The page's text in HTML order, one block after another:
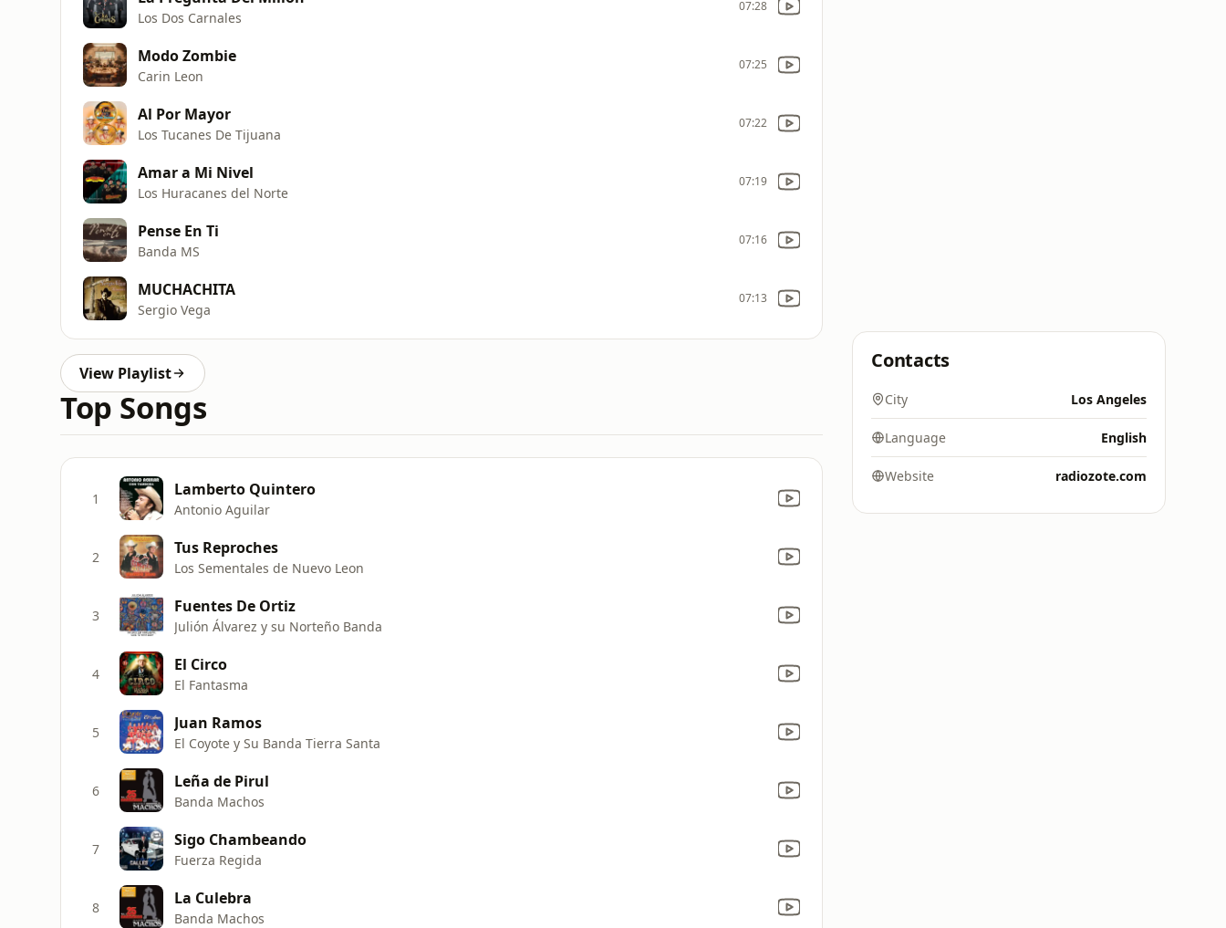
Los Dos Carnales
07:28
Modo Zombie
Carin Leon
07:25
Al Por Mayor
Los Tucanes De Tijuana
07:22
Amar a Mi Nivel
Los Huracanes del Norte
07:19
Pense En Ti
Banda MS
07:16
MUCHACHITA
Sergio Vega
07:13
View Playlist
Top Songs
1 Lamberto Quintero
Antonio Aguilar
2 Tus Reproches
Los Sementales de Nuevo Leon
3 Fuentes De Ortiz
Julión Álvarez y su Norteño Banda
4 El Circo
El Fantasma
5 Juan Ramos
El Coyote y Su Banda Tierra Santa
6 Leña de Pirul
Banda Machos
7 Sigo Chambeando
Fuerza Regida
8 La Culebra
Banda Machos
Contacts
City Los Angeles
Language English
Website radiozote.com